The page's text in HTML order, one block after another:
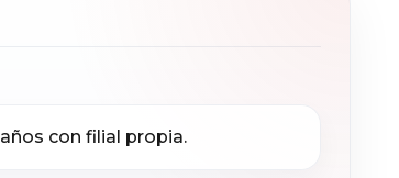
con filial propia.